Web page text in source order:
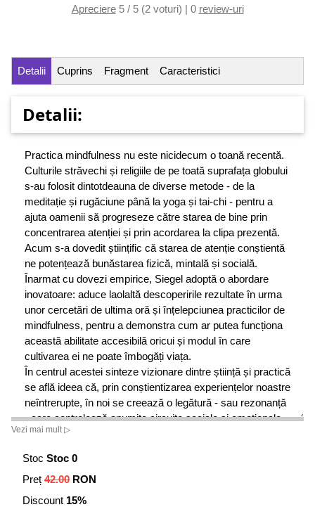
Apreciere5 / 5 (2 voturi) | 0 review-uri
Detalii Cuprins Fragment Caracteristici
Detalii:
Practica mindfulness nu este nicidecum o toană recentă.
Culturile străvechi și religiile de pe toată suprafața globului
s-au folosit dintotdeauna de diverse metode - de la
meditație și rugăciune până la yoga și tai-chi - pentru a
ajuta oamenii să progreseze către starea de bine prin
concentrarea atenției și prin acordarea la clipa prezentă.
Acum s-a dovedit științific că starea de atenție conștientă
ne potențează bunăstarea fizică, mintală și socială.
Înarmat cu dovezi empirice, Siegel adoptă o abordare
inovatoare: aduce laolaltă descoperirile rezultate în urma
unor cercetări de ultima oră și înțelepciunea practicilor de
mindfulness, pentru a demonstra cum ar putea funcționa
această abilitate accesibilă oricui și modul în care
cultivarea ei ne poate îmbogăți viața.
În centrul acestei sinteze vizionare dintre știință și practică
se află ideea că, prin conștientizarea experiențelor noastre
neîntrerupte, în noi se creează o legătură - sau rezonanță
- care controlează anumite circuite sociale și emoționale
din creier. Practica mindfulness stimulează dezvoltarea
transformă starea de atenție conștientă permanentă într-o
stare de rezistență pe termen lung.
Coroborând studii moderne cu sondări ale experienței
Vezi mai mult ▷
Stoc Stoc 0
Preț 42.00 RON
Discount 15%